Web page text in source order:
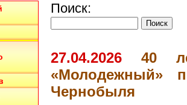
Поиск:
27.04.2026 40
«Молодежный»
Чернобыля